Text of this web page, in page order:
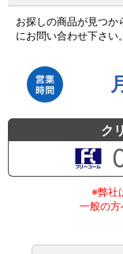
お探しの商品が見つ
にお問い合わせ下さい。
ク
※弊社
一般の方